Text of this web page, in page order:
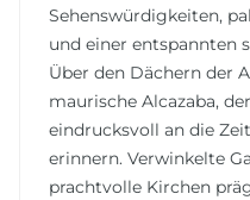
Sehenswürdigkeiten,
und einer entspannten
Über den Dächern der
maurische Alcazaba,
eindrucksvoll an die
erinnern. Verwinkelte
prachtvolle Kirchen